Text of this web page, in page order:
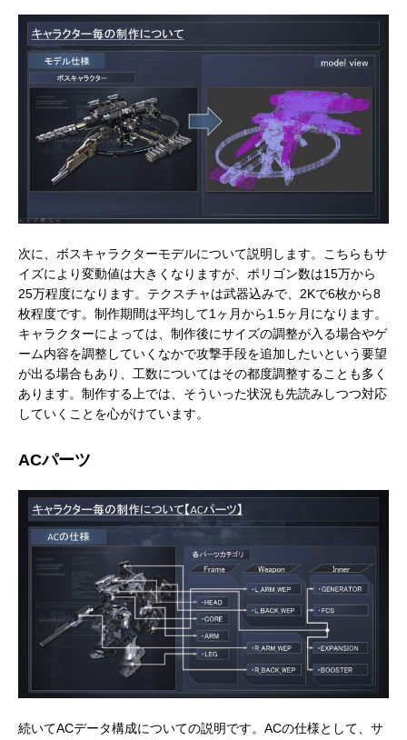
次に、ボスキャラクターモデルについて説明します。こちらもサ
イズにより変動値は大きくなりますが、ポリゴン数は15万から
25万程度になります。テクスチャは武器込みで、2Kで6枚から8
枚程度です。制作期間は平均して1ヶ月から1.5ヶ月になります。
キャラクターによっては、制作後にサイズの調整が入る場合やゲ
ーム内容を調整していくなかで攻撃手段を追加したいという要望
が出る場合もあり、工数についてはその都度調整することも多く
あります。制作する上では、そういった状況も先読みしつつ対応
していくことを心がけています。
ACパーツ
続いてACデータ構成についての説明です。ACの仕様として、サ